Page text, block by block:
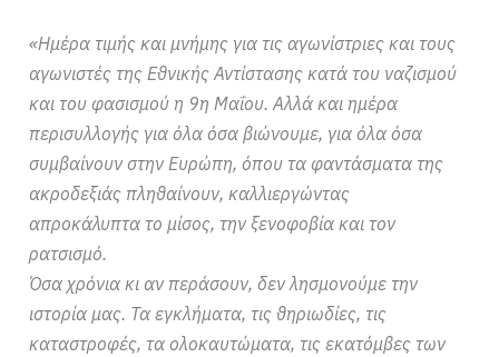
«Ημέρα τιμής και μνήμης για τις αγωνίστριες και τους
αγωνιστές της Εθνικής Αντίστασης κατά του ναζισμού
και του φασισμού η 9η Μαΐου. Αλλά και ημέρα
περισυλλογής για όλα όσα βιώνουμε, για όλα όσα
συμβαίνουν στην Ευρώπη, όπου τα φαντάσματα της
ακροδεξιάς πληθαίνουν, καλλιεργώντας
απροκάλυπτα το μίσος, την ξενοφοβία και τον
ρατσισμό.
Όσα χρόνια κι αν περάσουν, δεν λησμονούμε την
ιστορία μας. Τα εγκλήματα, τις θηριωδίες, τις
καταστροφές, τα ολοκαυτώματα, τις εκατόμβες των